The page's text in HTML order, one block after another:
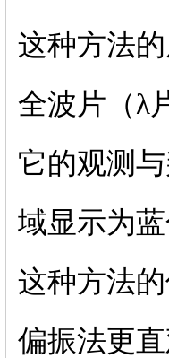
这种方法
全波片（λ
它的观测
域显示为
这种方法
偏振法更直